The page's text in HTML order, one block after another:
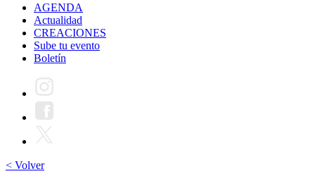
AGENDA
Actualidad
CREACIONES
Sube tu evento
Boletín
< Volver